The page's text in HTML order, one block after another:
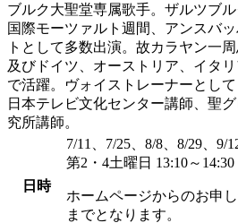
ブルク大聖堂専属歌手。ザルツブ
国際モーツァルト週間、アンスバ
トとして多数出演。故カラヤン一
及びドイツ、オーストリア、イタ
で活躍。ヴォイストレーナーとして
日本テレビ文化センター講師、聖
究所講師。
日時
7/11、7/25、8/8、8/29、9/
第2・4土曜日 13:10～14:30
ホームページからのお申
までとなります。